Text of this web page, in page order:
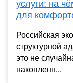
услуги: на
для
Российская
структурной
это не
накопленн...